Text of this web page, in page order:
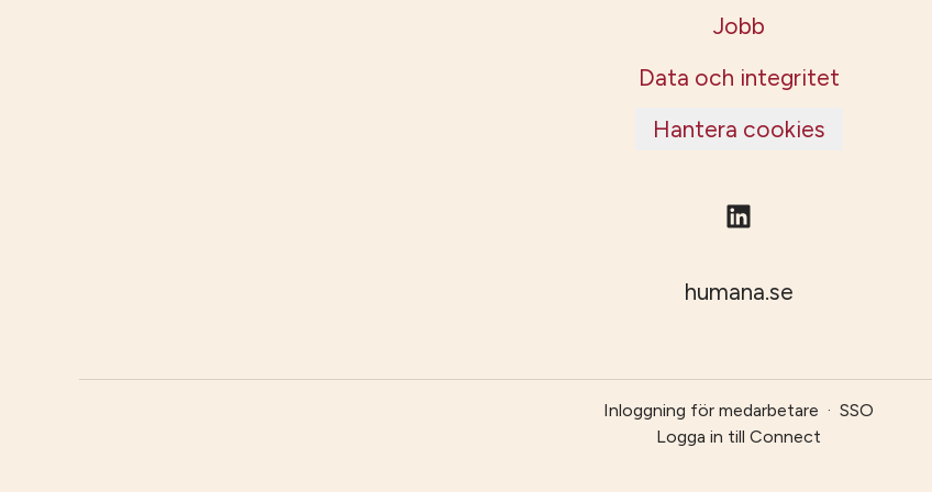
Jobb
Data och integritet
Hantera cookies
humana.se
Inloggning för medarbetare · SSO
Logga in till Connect